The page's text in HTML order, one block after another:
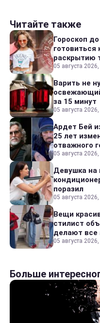
Читайте также
Гороскоп
готовиться
раскрытию
05 августа
Варить не
за 15 минут
05 августа
Ардет Бей
25 лет
отважного
05 августа
Девушка на
поразил
05 августа
Вещи
стилист
делают
05 августа
Больше